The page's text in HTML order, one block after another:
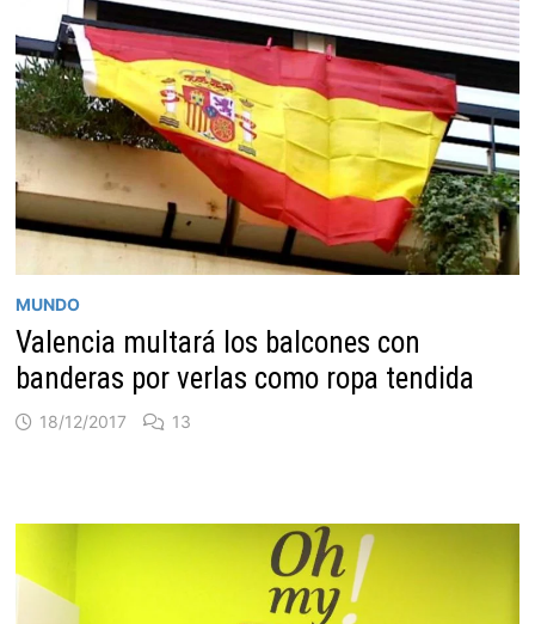
MUNDO
Valencia multará los balcones con
banderas por verlas como ropa tendida
18/12/2017 13